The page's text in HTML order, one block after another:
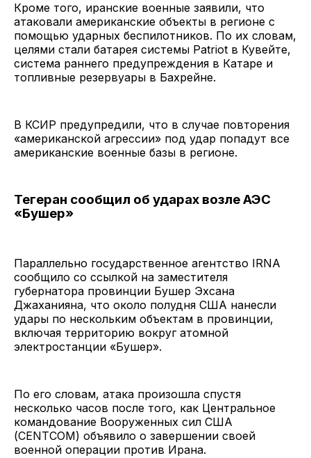
Кроме того, иранские военные заявили, что
атаковали американские объекты в регионе с
помощью ударных беспилотников. По их словам,
целями стали батарея системы Patriot в Кувейте,
система раннего предупреждения в Катаре и
топливные резервуары в Бахрейне.
В КСИР предупредили, что в случае повторения
«американской агрессии» под удар попадут все
американские военные базы в регионе.
Тегеран сообщил об ударах возле АЭС
«Бушер»
Параллельно государственное агентство IRNA
сообщило со ссылкой на заместителя
губернатора провинции Бушер Эхсана
Джаханияна, что около полудня США нанесли
удары по нескольким объектам в провинции,
включая территорию вокруг атомной
электростанции «Бушер».
По его словам, атака произошла спустя
несколько часов после того, как Центральное
командование Вооруженных сил США
(CENTCOM) объявило о завершении своей
военной операции против Ирана.